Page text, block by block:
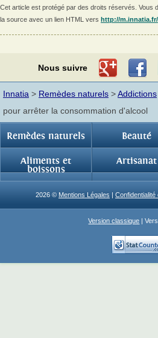
Cet article est protégé par des droits réservés. Vous
la source avec un lien HTML vers http://m.innatia.fr/
Nous suivre
Innatia > Remèdes naturels >Addictions
pour arrêter la consommation d'alcool
Remèdes naturels Beauté
Aliments et
boissons
Artisanat
2026 © Mentions Légales Confidentialité
Version classique |